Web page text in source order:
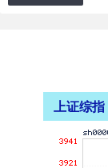
上证综指